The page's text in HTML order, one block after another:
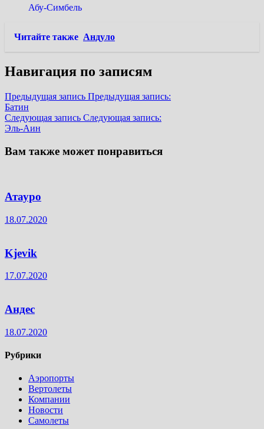
Абу-Симбель
Читайте также Андуло
Навигация по записям
Предыдущая запись Предыдущая запись:
Батин
Следующая запись Следующая запись:
Эль-Аин
Вам также может понравиться
Атауро
18.07.2020
Kjevik
17.07.2020
Андес
18.07.2020
Рубрики
Аэропорты
Вертолеты
Компании
Новости
Самолеты